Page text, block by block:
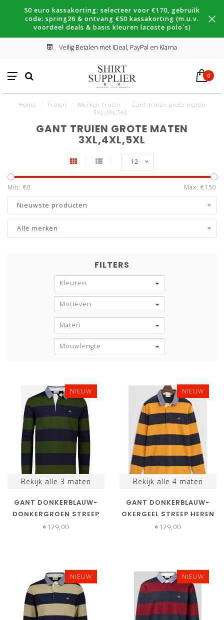
50 euro kassakorting: selecteer voor €170, gebruilk
code: spring26 & ontvang €50 kassakorting (m.u.v.
voordeel deals & basis kleuren lacoste polo´s)
Veilig Betalen met iDeal, PayPal en Klarna
0
Home Truien Merken truien
Gant truien grote maten
3XL,4XL,5XL
GANT TRUIEN GROTE MATEN
3XL,4XL,5XL
12
Min: €0 Max: €150
Nieuwste producten
Alle merken
FILTERS
Kleuren
Motieven
Maten
Mouwlengte
NIEUW
Bekijk alle 3 maten
GANT DONKERBLAUW-
DONKERGROEN STREEP
HEREN RUGBY SHIRT
€129,00
NIEUW
Bekijk alle 4 maten
GANT DONKERBLAUW-
OKERGEEL STREEP HEREN
RUGBY SHIRT SWEATER
€129,00
NIEUW NIEUW